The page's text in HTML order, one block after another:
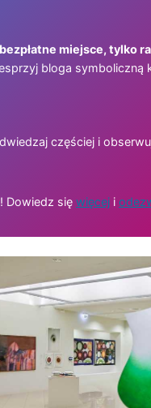
miejsce, tylko
bloga symboliczną
częściej i
Dowiedz się więcej i